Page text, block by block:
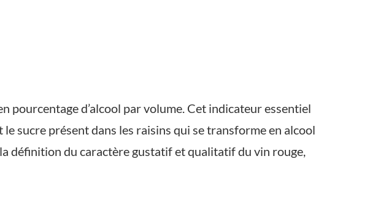
pourcentage d’alcool par volume. Cet indicateur essentiel
sucre présent dans les raisins qui se transforme en alcool
définition du caractère gustatif et qualitatif du vin rouge,